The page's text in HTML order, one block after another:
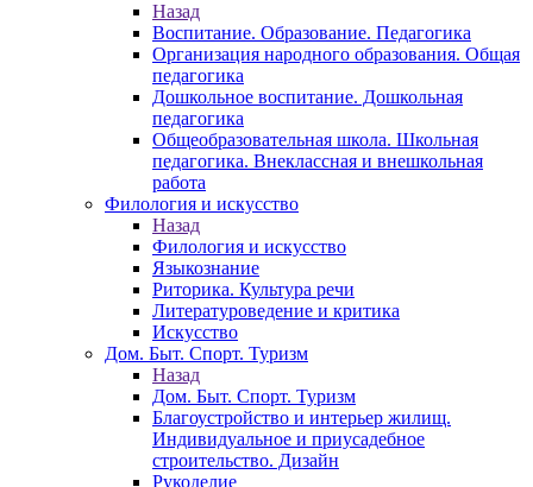
Назад
Воспитание. Образование. Педагогика
Организация народного образования. Общая
педагогика
Дошкольное воспитание. Дошкольная
педагогика
Общеобразовательная школа. Школьная
педагогика. Внеклассная и внешкольная
работа
Филология и искусство
Назад
Филология и искусство
Языкознание
Риторика. Культура речи
Литературоведение и критика
Искусство
Дом. Быт. Спорт. Туризм
Назад
Дом. Быт. Спорт. Туризм
Благоустройство и интерьер жилищ.
Индивидуальное и приусадебное
строительство. Дизайн
Рукоделие